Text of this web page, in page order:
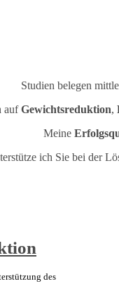
Studien belegen
aufGewichtsreduktion,
Meine
ich Sie bei der
des